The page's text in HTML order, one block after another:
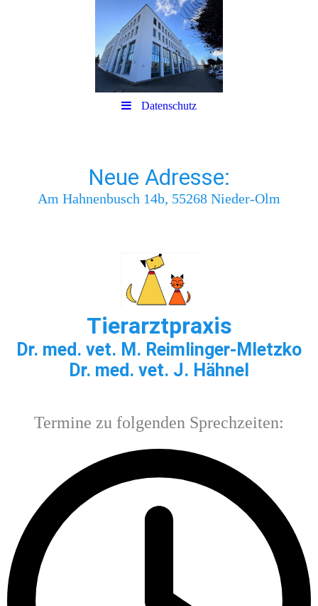
Datenschutz
Neue Adresse:
Am Hahnenbusch 14b, 55268 Nieder-Olm
Tierarztpraxis
Dr. med. vet. M. Reimlinger-Mletzko
Dr. med. vet. J. Hähnel
Termine zu folgenden Sprechzeiten: